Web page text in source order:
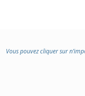
Vous pouvez cliquer sur